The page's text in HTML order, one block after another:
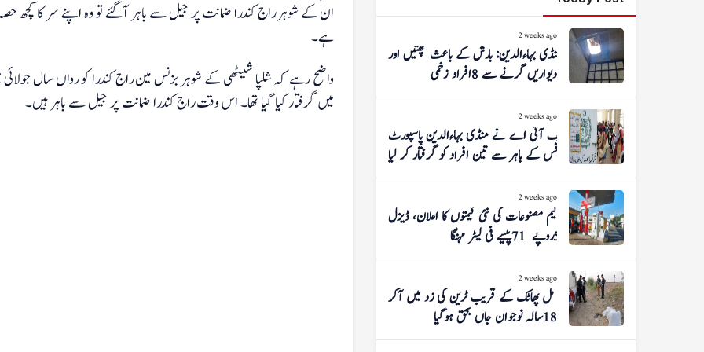
ان کے شوہر راج کندرا ضمانت پر جیل سے باہر آگئے تو وہ اپنے سر کا کچھ
ہے۔
واضح رہے کہ شلپا شیٹھی کے شوہر بزنس مین راج کندرا کو رواں سال
میں گرفتار کیا گیا تھا۔ اس وقت راج کندرا ضمانت پر جیل سے باہر ہیں۔
2 weeks ago
منڈی بہاءالدین: بارش کے باعث چھتیں اور
دیواریں گرنے سے 8 افراد زخمی
2 weeks ago
ایف آئی اے نے منڈی بہاءالدین پاسپورٹ
آفس کے باہر سے تین افراد کو گرفتار کر لیا
2 weeks ago
پیٹرولیم مصنوعات کی نئی قیمتوں کا اعلان، ڈیزل
5 روپے 71 پیسے فی لیٹر مہنگا
2 weeks ago
شوگر مل پھاٹک کے قریب ٹرین کی زد میں آکر
18 سالہ نوجوان جاں بحق ہوگیا